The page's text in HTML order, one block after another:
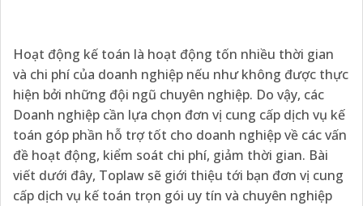
Hoạt động kế toán là hoạt động tốn nhiều thời gian
và chi phí của doanh nghiệp nếu như không được thực
hiện bởi những đội ngũ chuyên nghiệp. Do vậy, các
Doanh nghiệp cần lựa chọn đơn vị cung cấp dịch vụ kế
toán góp phần hỗ trợ tốt cho doanh nghiệp về các vấn
đề hoạt động, kiểm soát chi phí, giảm thời gian. Bài
viết dưới đây, Toplaw sẽ giới thiệu tới bạn đơn vị cung
cấp dịch vụ kế toán trọn gói uy tín và chuyên nghiệp